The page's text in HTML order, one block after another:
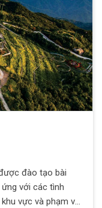
đào tạo bài
với các tình
vực và phạm vi